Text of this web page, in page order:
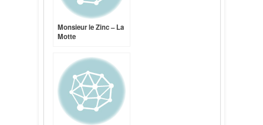
Monsieur le Zinc – La
Motte